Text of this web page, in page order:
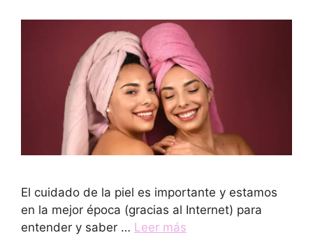
El cuidado de la piel es importante y estamos
en la mejor época (gracias al Internet) para
entender y saber … Leer más